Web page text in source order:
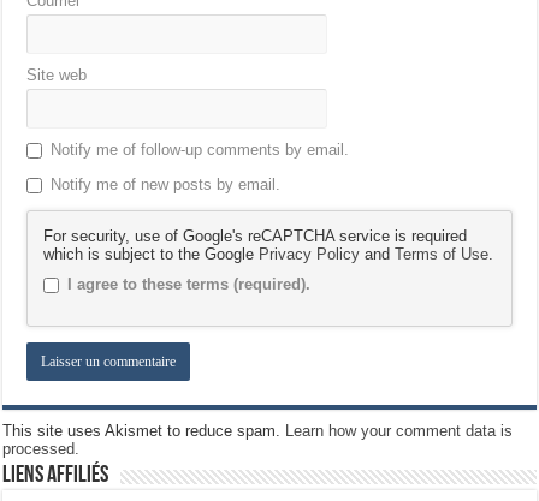
Site web
Notify me of follow-up comments by email.
Notify me of new posts by email.
For security, use of Google's reCAPTCHA service is required
which is subject to the Google Privacy Policy andTerms of Use
I agree to these terms (required).
This site uses Akismet to reduce spam.
Learn how your comment data is
processed.
Liens Affiliés